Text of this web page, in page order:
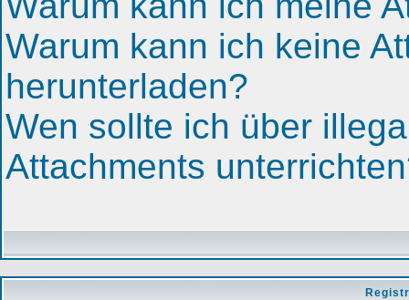
Warum kann ich keine
herunterladen?
Wen sollte ich über
Attachments